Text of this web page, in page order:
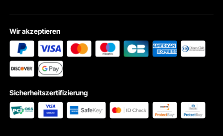
Wir akzeptieren
Sicherheitszertifizierung